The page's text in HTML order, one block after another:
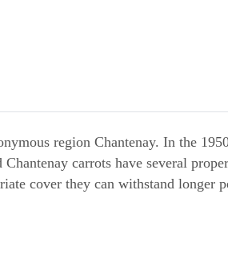
region Chantenay. In the
carrots have several
cover they can withstand longer